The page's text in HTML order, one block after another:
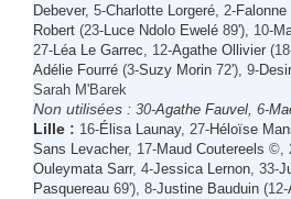
Debever, 5-Charlotte Lorgeré , 2-
Robert (23- Luce Ndolo Ewelé 89'), 10-
27- Léa Le Garrec , 12-Agathe Ollivier
Adélie Fourré (3-Suzy Morin 72'), 9-
Sarah M'Barek
Non utilisées : 30-Agathe Fauvel , 6-
Lille : 16-Élisa Launay, 27-Héloïse
Sans Levacher, 17-Maud Coutereels ©,
Ouleymata Sarr, 4-Jessica Lernon , 33-
Pasquereau 69'), 8-Justine Bauduin (12-